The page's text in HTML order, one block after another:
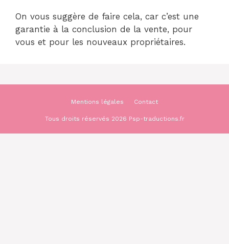
On vous suggère de faire cela, car c’est une
garantie à la conclusion de la vente, pour
vous et pour les nouveaux propriétaires.
Mentions légales Contact
Tous droits réservés 2026 Psp-traductions.fr